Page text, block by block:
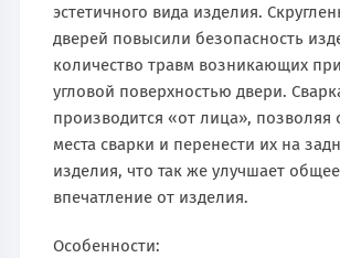
эстетичного вида изделия.
дверей повысили безопасность
количество травм возникающих
угловой поверхностью двери.
производится «от лица», позволяя
места сварки и перенести их на
изделия, что так же улучшает общее
впечатление от изделия.
Особенности: